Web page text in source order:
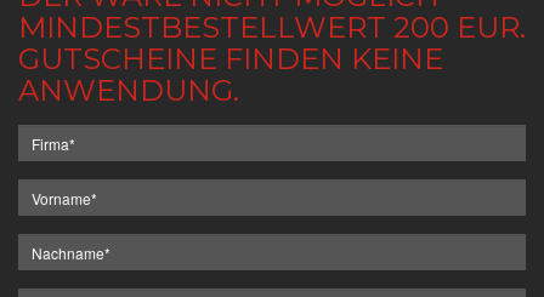
MINDESTBESTELLWERT 200 EUR.
GUTSCHEINE FINDEN KEINE
ANWENDUNG.